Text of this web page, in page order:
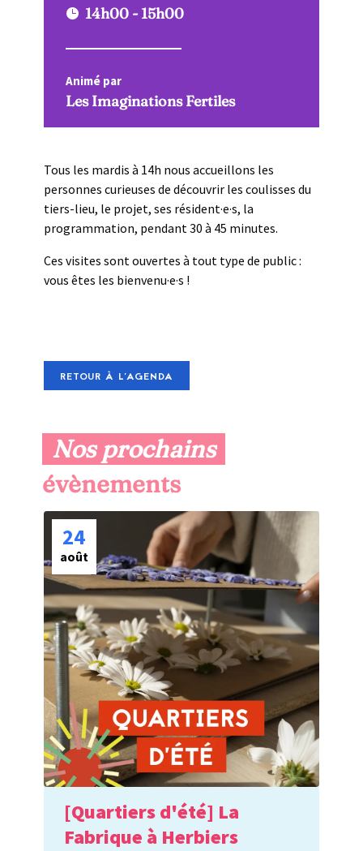
14h00 - 15h00
Animé par
Les Imaginations Fertiles
Tous les mardis à 14h nous accueillons les
personnes curieuses de découvrir les coulisses du
tiers-lieu, le projet, ses résident·e·s, la
programmation, pendant 30 à 45 minutes.
Ces visites sont ouvertes à tout type de public :
vous êtes les bienvenu·e·s !
RETOUR À L'AGENDA
Nos prochains
évènements
24
août
[Quartiers d'été] La
Fabrique à Herbiers